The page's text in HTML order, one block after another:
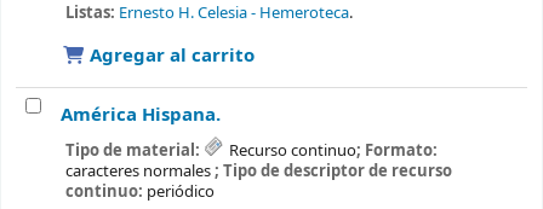
Listas: Ernesto H. Celesia - Hemeroteca.
Agregar al carrito
América Hispana.
Tipo de material: Recurso continuo; Formato:
caracteres normales; Tipo de descriptor de recurso
continuo: periódico